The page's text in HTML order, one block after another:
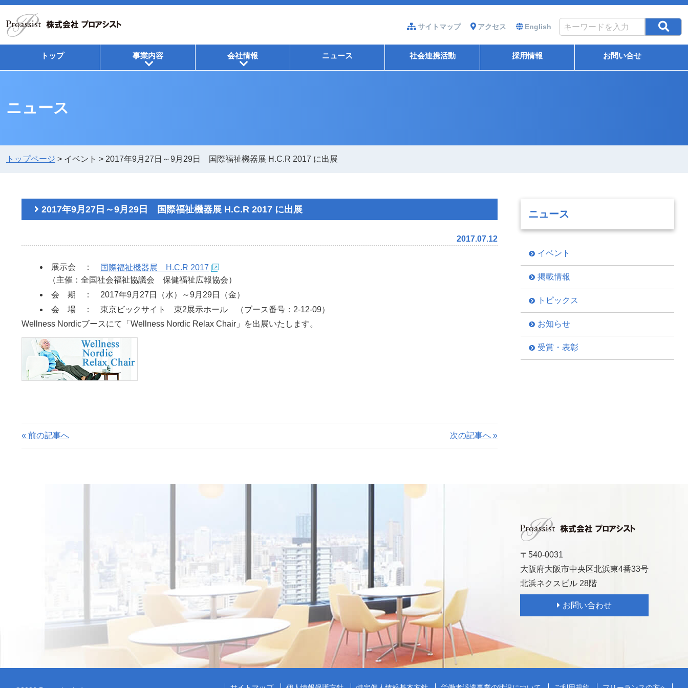
サイトマップ アクセス English
トップ
+
事業内容
+
会社情報 ニュース 社会連携活動 採用情報 お問い合せ
ニュース
トップページ > イベント > 2017年9月27日～9月29日 国際福祉機器展 H.C.R 2017 に出展
2017年9月27日～9月29日 国際福祉機器展 H.C.R 2017 に出展
2017.07.12
展示会 ：
国際福祉機器展 H.C.R 2017
（主催：全国社会福祉協議会 保健福祉広報協会）
会 期 ： 2017年9月27日（水）～9月29日（金）
会 場 ： 東京ビックサイト 東2展示ホール （ブース番号：2-12-09）
Wellness Nordicブースにて「Wellness Nordic Relax Chair」を出展いたします。
« 前の記事へ 次の記事へ »
ニュース
イベント
掲載情報
トピックス
お知らせ
受賞・表彰
〒540-0031
大阪府大阪市中央区北浜東4番33号
北浜ネクスビル 28階
お問い合わせ